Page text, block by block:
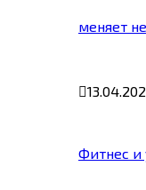
меняет
Фитнес и